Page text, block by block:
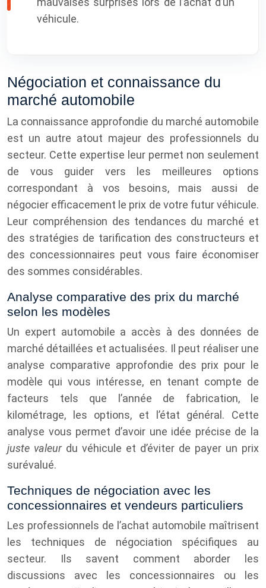
véhicule.
Négociation et connaissance du
marché automobile
La connaissance approfondie du marché automobile
est un autre atout majeur des professionnels du
secteur. Cette expertise leur permet non seulement
de vous guider vers les meilleures options
correspondant à vos besoins, mais aussi de
négocier efficacement le prix de votre futur véhicule.
Leur compréhension des tendances du marché et
des stratégies de tarification des constructeurs et
des concessionnaires peut vous faire économiser
des sommes considérables.
Analyse comparative des prix du marché
selon les modèles
Un expert automobile a accès à des données de
marché détaillées et actualisées. Il peut réaliser une
analyse comparative approfondie des prix pour le
modèle qui vous intéresse, en tenant compte de
facteurs tels que l’année de fabrication, le
kilométrage, les options, et l’état général. Cette
analyse vous permet d’avoir une idée précise de la
juste valeur du véhicule et d’éviter de payer un prix
surévalué.
Techniques de négociation avec les
concessionnaires et vendeurs particuliers
Les professionnels de l’achat automobile maîtrisent
les techniques de négociation spécifiques au
secteur. Ils savent comment aborder les
discussions avec les concessionnaires ou les